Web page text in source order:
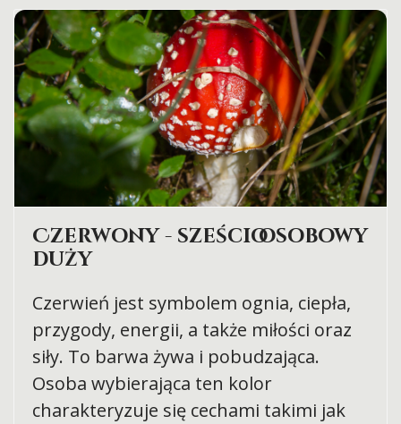
Czerwony - sześcioosobowy
duży
Czerwień jest symbolem ognia, ciepła,
przygody, energii, a także miłości oraz
siły. To barwa żywa i pobudzająca.
Osoba wybierająca ten kolor
charakteryzuje się cechami takimi jak